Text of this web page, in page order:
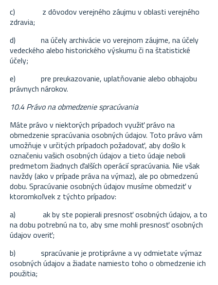
c)
z dôvodov verejného záujmu v oblasti verejného
zdravia;
d)
na účely archivácie vo verejnom záujme, na účely
vedeckého alebo historického výskumu či na štatistické
účely;
e)
pre preukazovanie, uplatňovanie alebo obhajobu
právnych nárokov.
10.4 Právo na obmedzenie spracúvania
Máte právo v niektorých prípadoch využiť právo na
obmedzenie spracúvania osobných údajov. Toto právo vám
umožňuje v určitých prípadoch požadovať, aby došlo k
označeniu vašich osobných údajov a tieto údaje neboli
predmetom žiadnych ďalších operácií spracúvania. Nie však
navždy (ako v prípade práva na výmaz), ale po obmedzenú
dobu. Spracúvanie osobných údajov musíme obmedziť v
ktoromkoľvek z týchto prípadov:
a)
ak by ste popierali presnosť osobných údajov, a to
na dobu potrebnú na to, aby sme mohli presnosť osobných
údajov overiť;
b)
spracúvanie je protiprávne a vy odmietate výmaz
osobných údajov a žiadate namiesto toho o obmedzenie ich
použitia;